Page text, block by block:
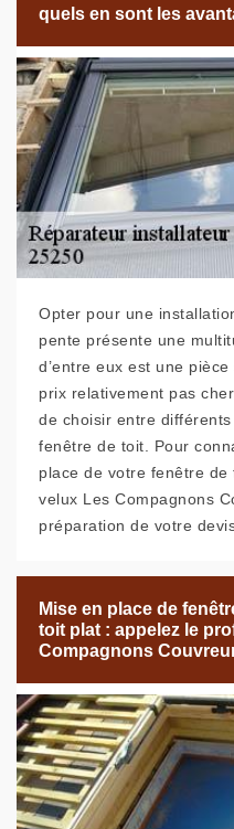
quels en sont les
Opter pour une
pente présente une
d’entre eux est une
prix relativement pas
de choisir entre
fenêtre de toit. Pour
place de votre fenêtre de
velux Les Compagnons
préparation de votre
Mise en place de
toit plat : appelez le
Compagnons